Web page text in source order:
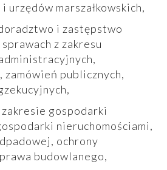
urzędów marszałkowskich,
i zastępstwo
z zakresu
zamówień publicznych,
gospodarki
nieruchomościami,
ochrony
budowlanego,